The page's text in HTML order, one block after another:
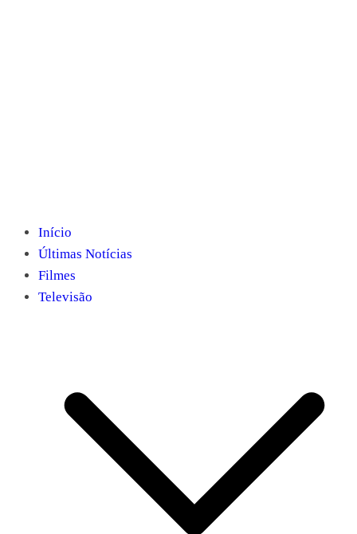
Início
Últimas Notícias
Filmes
Televisão